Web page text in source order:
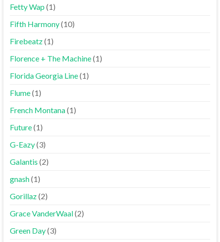
Fetty Wap (1)
Fifth Harmony(10)
Firebeatz(1)
Florence + The Machine(1)
Florida Georgia Line(1)
Flume(1)
French Montana(1)
Future(1)
G-Eazy(3)
Galantis (2)
gnash(1)
Gorillaz(2)
Grace VanderWaal(2)
Green Day(3)